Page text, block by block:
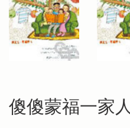
傻傻蒙福一家人